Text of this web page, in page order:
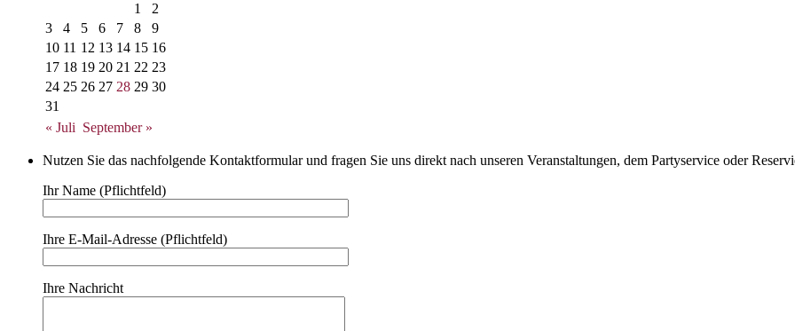
1
2
3
4 5 6 7 8
9
10 11 12 13 14 15 16
17 18 19 20 21 22 23
24 25 26 27 28 29 30
31
« Juli September »
Nutzen Sie das nachfolgende Kontaktformular und fragen Sie uns direkt nach unseren Veranstaltungen, dem Partyservice oder
Ihr Name (Pflichtfeld)
Ihre E-Mail-Adresse (Pflichtfeld)
Ihre Nachricht